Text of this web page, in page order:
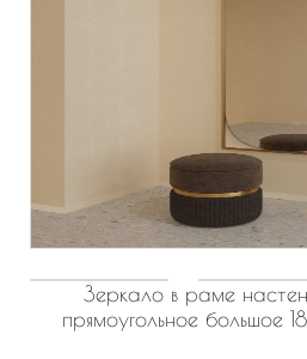
Зеркало в раме
прямоугольное большое